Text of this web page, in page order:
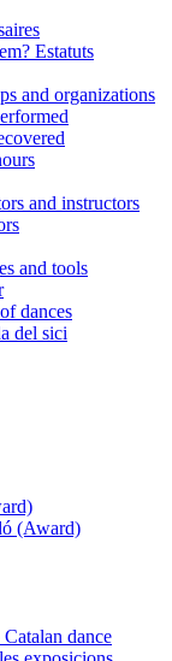
Estatuts
and organizations
and instructors
and tools
dances
del sici
(Award)
dance